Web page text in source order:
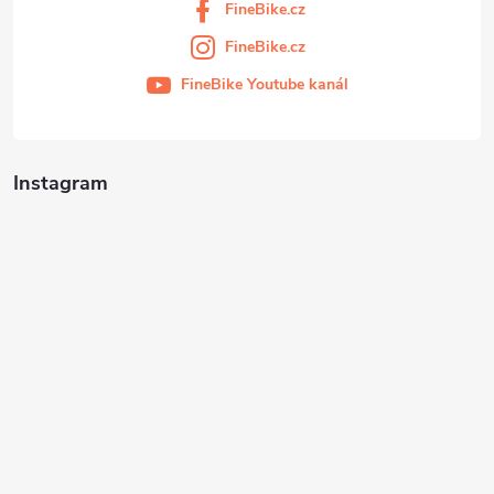
Instagram
FineBike.cz
FineBike.cz
FineBike Youtube kanál